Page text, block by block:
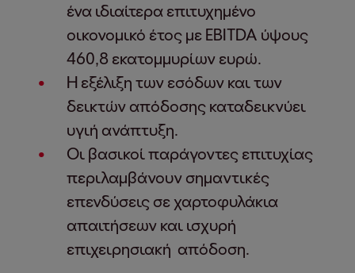
ένα ιδιαίτερα επιτυχημένο
οικονομικό έτος με EBITDA ύψους
460,8 εκατομμυρίων ευρώ.
Η εξέλιξη των εσόδων και των
δεικτών απόδοσης καταδεικνύει
υγιή ανάπτυξη.
Οι βασικοί παράγοντες επιτυχίας
περιλαμβάνουν σημαντικές
επενδύσεις σε χαρτοφυλάκια
απαιτήσεων και ισχυρή
επιχειρησιακή απόδοση.